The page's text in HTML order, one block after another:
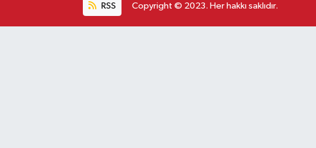
RSS Copyright © 2023. Her hakkı saklıdır.